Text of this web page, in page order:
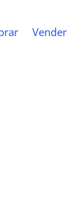
Vender